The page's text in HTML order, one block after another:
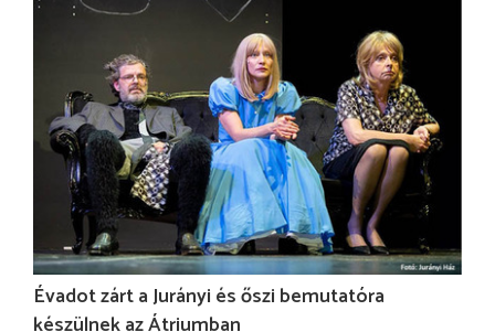
Évadot zárt a Jurányi és őszi bemutatóra
készülnek az Átriumban